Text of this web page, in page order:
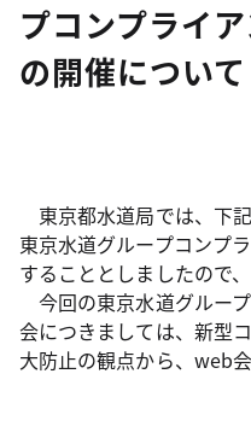
プコンプライ
の開催について
東京都水道局では、下
東京水道グループコンプ
することとしましたので
今回の東京水道グルー
会につきましては、新型
大防止の観点から、web